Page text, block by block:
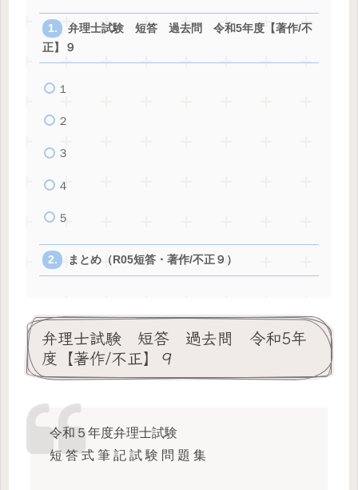
弁理士試験 短答 過去問 令和5年度【著作/不
正】９
１
２
３
４
５
まとめ（R05短答・著作/不正９）
弁理士試験 短答 過去問 令和5年
度【著作/不正】９
令和５年度弁理士試験
短 答 式 筆 記 試 験 問 題 集